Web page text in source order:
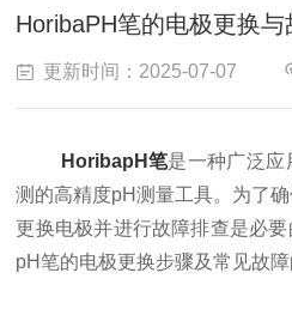
HoribaPH笔的电极更换
更新时间：2025-07-07
HoribapH笔是一种广泛应
测的高精度pH测量工具。为了
更换电极并进行故障排查是必
pH笔的电极更换步骤及常见故障